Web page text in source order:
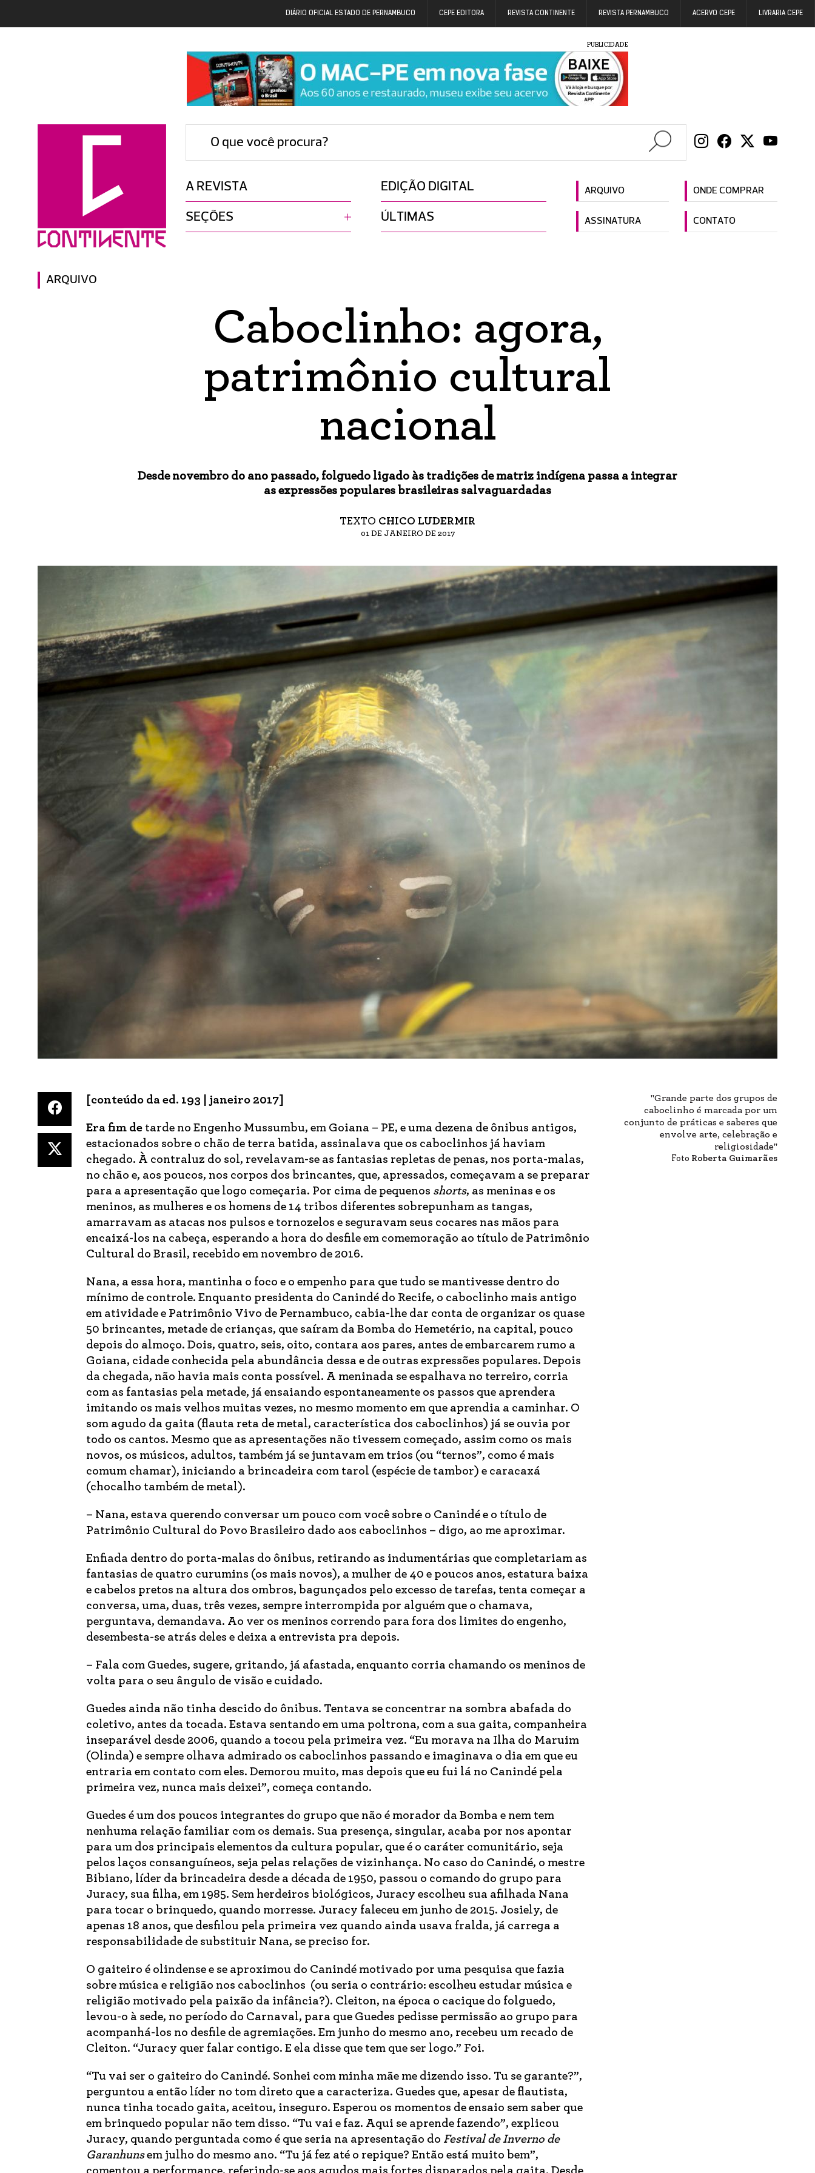
DIÁRIO OFICIAL ESTADO DE PERNAMBUCO CEPE EDITORA REVISTA CONTINENTE REVISTA PERNAMBUCO ACERVO CEPE LIVRARIA CEPE
PUBLICIDADE
O que você procura?
A REVISTA EDIÇÃO DIGITAL ARQUIVO ONDE COMPRAR
SEÇÕES ÚLTIMAS ASSINATURA CONTATO
ARQUIVO
Caboclinho: agora,
patrimônio cultural
nacional
Desde novembro do ano passado, folguedo ligado às tradições de matriz indígena passa a integrar
as expressões populares brasileiras salvaguardadas
TEXTO CHICO LUDERMIR
01 DE JANEIRO DE 2017
"Grande parte dos grupos de
caboclinho é marcada por um
conjunto de práticas e saberes que
envolve arte, celebração e
religiosidade"
Foto Roberta Guimarães
[conteúdo da ed. 193 | janeiro 2017]
Era fim de tarde no Engenho Mussumbu, em Goiana – PE, e uma dezena de ônibus antigos,
estacionados sobre o chão de terra batida, assinalava que os caboclinhos já haviam
chegado. À contraluz do sol, revelavam-se as fantasias repletas de penas, nos porta-malas,
no chão e, aos poucos, nos corpos dos brincantes, que, apressados, começavam a se preparar
para a apresentação que logo começaria. Por cima de pequenos shorts, as meninas e os
meninos, as mulheres e os homens de 14 tribos diferentes sobrepunham as tangas,
amarravam as atacas nos pulsos e tornozelos e seguravam seus cocares nas mãos para
encaixá-los na cabeça, esperando a hora do desfile em comemoração ao título de Patrimônio
Cultural do Brasil, recebido em novembro de 2016.
Nana, a essa hora, mantinha o foco e o empenho para que tudo se mantivesse dentro do
mínimo de controle. Enquanto presidenta do Canindé do Recife, o caboclinho mais antigo
em atividade e Patrimônio Vivo de Pernambuco, cabia-lhe dar conta de organizar os quase
50 brincantes, metade de crianças, que saíram da Bomba do Hemetério, na capital, pouco
depois do almoço. Dois, quatro, seis, oito, contara aos pares, antes de embarcarem rumo a
Goiana, cidade conhecida pela abundância dessa e de outras expressões populares. Depois
da chegada, não havia mais conta possível. A meninada se espalhava no terreiro, corria
com as fantasias pela metade, já ensaiando espontaneamente os passos que aprendera
imitando os mais velhos muitas vezes, no mesmo momento em que aprendia a caminhar. O
som agudo da gaita (flauta reta de metal, característica dos caboclinhos) já se ouvia por
todo os cantos. Mesmo que as apresentações não tivessem começado, assim como os mais
novos, os músicos, adultos, também já se juntavam em trios (ou “ternos”, como é mais
comum chamar), iniciando a brincadeira com tarol (espécie de tambor) e caracaxá
(chocalho também de metal).
– Nana, estava querendo conversar um pouco com você sobre o Canindé e o título de
Patrimônio Cultural do Povo Brasileiro dado aos caboclinhos – digo, ao me aproximar.
Enfiada dentro do porta-malas do ônibus, retirando as indumentárias que completariam as
fantasias de quatro curumins (os mais novos), a mulher de 40 e poucos anos, estatura baixa
e cabelos pretos na altura dos ombros, bagunçados pelo excesso de tarefas, tenta começar a
conversa, uma, duas, três vezes, sempre interrompida por alguém que o chamava,
perguntava, demandava. Ao ver os meninos correndo para fora dos limites do engenho,
desembesta-se atrás deles e deixa a entrevista pra depois.
– Fala com Guedes, sugere, gritando, já afastada, enquanto corria chamando os meninos de
volta para o seu ângulo de visão e cuidado.
Guedes ainda não tinha descido do ônibus. Tentava se concentrar na sombra abafada do
coletivo, antes da tocada. Estava sentando em uma poltrona, com a sua gaita, companheira
inseparável desde 2006, quando a tocou pela primeira vez. “Eu morava na Ilha do Maruim
(Olinda) e sempre olhava admirado os caboclinhos passando e imaginava o dia em que eu
entraria em contato com eles. Demorou muito, mas depois que eu fui lá no Canindé pela
primeira vez, nunca mais deixei”, começa contando.
Guedes é um dos poucos integrantes do grupo que não é morador da Bomba e nem tem
nenhuma relação familiar com os demais. Sua presença, singular, acaba por nos apontar
para um dos principais elementos da cultura popular, que é o caráter comunitário, seja
pelos laços consanguíneos, seja pelas relações de vizinhança. No caso do Canindé, o mestre
Bibiano, líder da brincadeira desde a década de 1950, passou o comando do grupo para
Juracy, sua filha, em 1985. Sem herdeiros biológicos, Juracy escolheu sua afilhada Nana
para tocar o brinquedo, quando morresse. Juracy faleceu em junho de 2015. Josiely, de
apenas 18 anos, que desfilou pela primeira vez quando ainda usava fralda, já carrega a
responsabilidade de substituir Nana, se preciso for.
O gaiteiro é olindense e se aproximou do Canindé motivado por uma pesquisa que fazia
sobre música e religião nos caboclinhos (ou seria o contrário: escolheu estudar música e
religião motivado pela paixão da infância?). Cleiton, na época o cacique do folguedo,
levou-o à sede, no período do Carnaval, para que Guedes pedisse permissão ao grupo para
acompanhá-los no desfile de agremiações. Em junho do mesmo ano, recebeu um recado de
Cleiton. “Juracy quer falar contigo. E ela disse que tem que ser logo.” Foi.
“Tu vai ser o gaiteiro do Canindé. Sonhei com minha mãe me dizendo isso. Tu se garante?”,
perguntou a então líder no tom direto que a caracteriza. Guedes que, apesar de flautista,
nunca tinha tocado gaita, aceitou, inseguro. Esperou os momentos de ensaio sem saber que
em brinquedo popular não tem disso. “Tu vai e faz. Aqui se aprende fazendo”, explicou
Juracy, quando perguntada como é que seria na apresentação do Festival de Inverno de
Garanhunsem julho do mesmo ano. “Tu já fez até o repique? Então está muito bem”,
comentou a performance, referindo-se aos agudos mais fortes disparados pela gaita. Desde